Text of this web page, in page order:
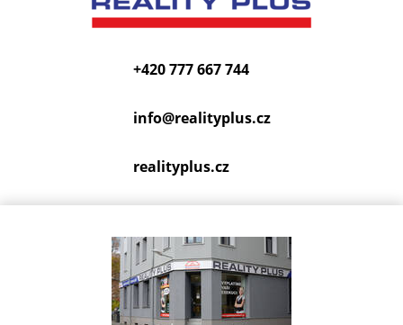
+420 777 667 744
info@realityplus.cz
realityplus.cz